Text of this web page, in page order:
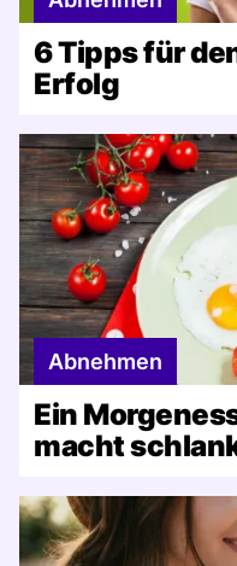
6 Tipps für
Erfolg
Abnehmen
Ein
macht